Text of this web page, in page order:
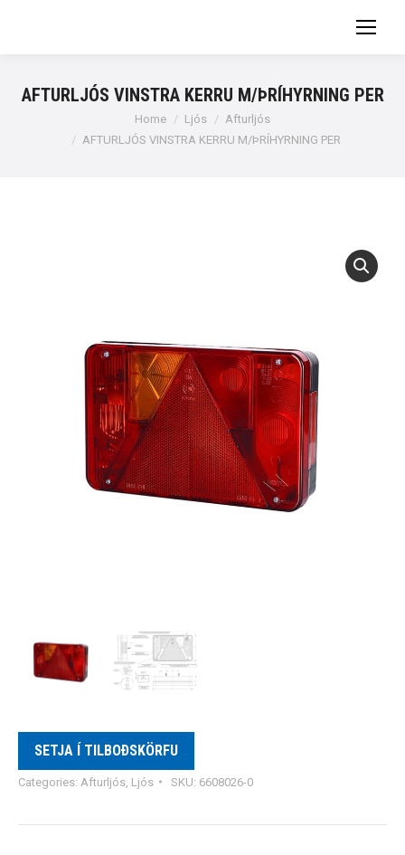
AFTURLJÓS VINSTRA KERRU M/ÞRÍHYRNING PER
Home Ljós
Afturljós
AFTURLJÓS VINSTRA KERRU M/ÞRÍHYRNING PER
SETJA Í TILBOÐSKÖRFU
Categories: Afturljós Ljós SKU: 6608026-0